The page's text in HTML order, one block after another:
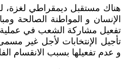
هناك مستقبل ديمقراطي لغزة،
الإنسان و المواطنة الصالحة
تفعيل مشاركة الشعب في عملية
تأجيل الإنتخابات لأجل غير
و عدم تفعيلها بسبب الانقسام